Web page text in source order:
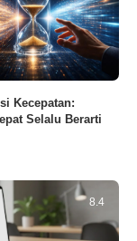
Kecepatan:
Selalu Berarti
8.4